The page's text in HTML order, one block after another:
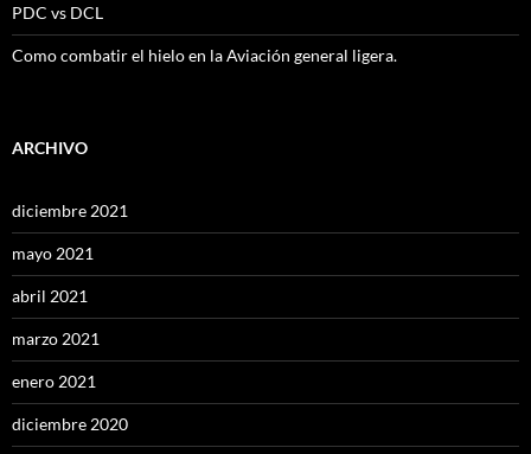
PDC vs DCL
Como combatir el hielo en la Aviación general ligera.
ARCHIVO
diciembre 2021
mayo 2021
abril 2021
marzo 2021
enero 2021
diciembre 2020